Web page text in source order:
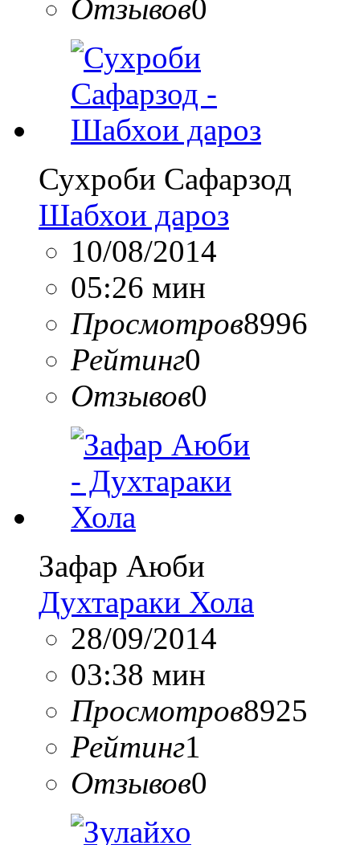
Отзывов0
Сухроби Сафарзод
Шабхои дароз
10/08/2014
05:26 мин
Просмотров8996
Рейтинг0
Отзывов0
Зафар Аюби
Духтараки Хола
28/09/2014
03:38 мин
Просмотров8925
Рейтинг1
Отзывов0